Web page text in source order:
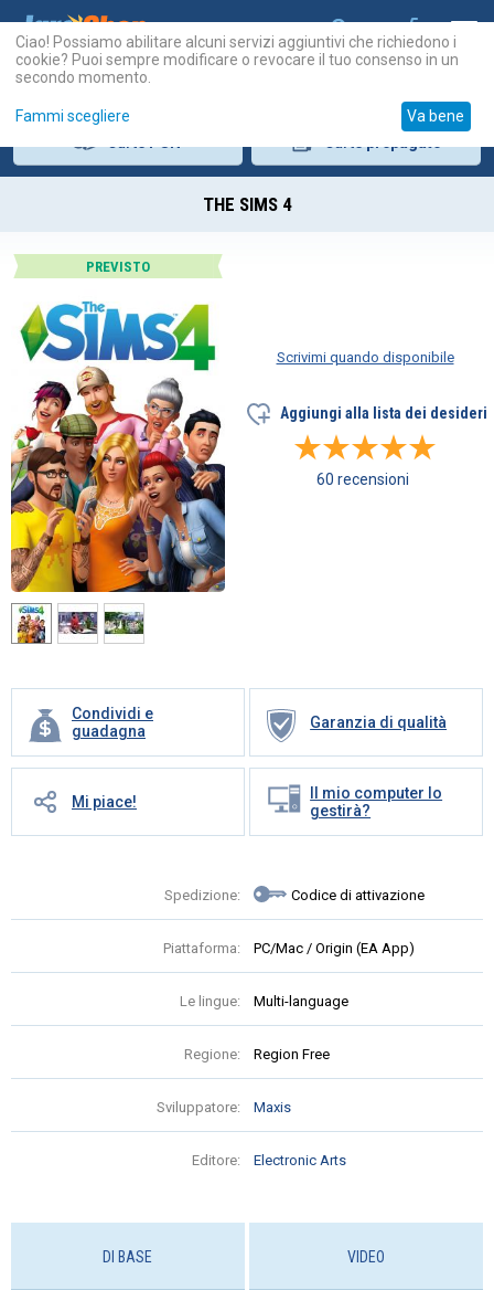
THE SIMS 4
PREVISTO
Condividi e
guadagna
Garanzia di qualità
Mi piace!
Il mio computer lo
gestirà?
Spedizione: Codice di attivazione
Piattaforma: PC/Mac / Origin (EA App)
Le lingue: Multi-language
Regione: Region Free
Sviluppatore: Maxis
Editore: Electronic Arts
Scrivimi quando disponibile
Aggiungi alla lista dei desideri
60 recensioni
DI BASE VIDEO
Ciao! Possiamo abilitare alcuni servizi aggiuntivi che richiedono i
cookie? Puoi sempre modificare o revocare il tuo consenso in un
secondo momento.
Fammi scegliere Va bene